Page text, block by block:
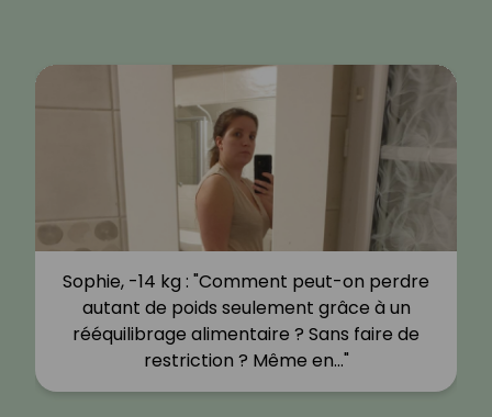
Sophie, -14 kg : "Comment peut-on perdre
autant de poids seulement grâce à un
rééquilibrage alimentaire ? Sans faire de
restriction ? Même en…"